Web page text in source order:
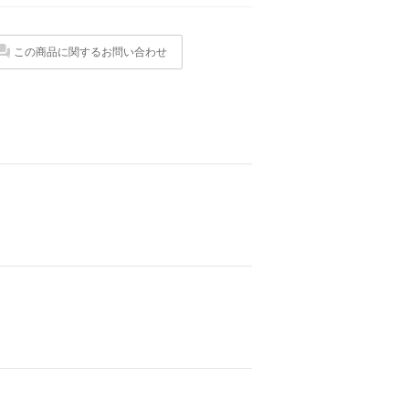
この商品に関するお問い合わせ